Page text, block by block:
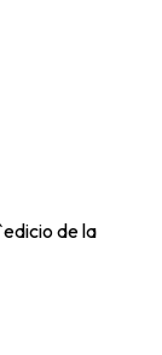
de la